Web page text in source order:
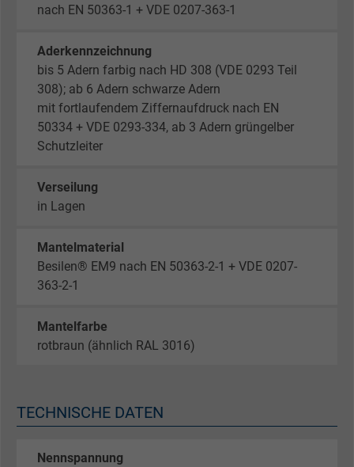
nach EN 50363-1 + VDE 0207-363-1
Aderkennzeichnung
bis 5 Adern farbig nach HD 308 (VDE 0293 Teil
308); ab 6 Adern schwarze Adern
mit fortlaufendem Ziffernaufdruck nach EN
50334 + VDE 0293-334, ab 3 Adern grüngelber
Schutzleiter
Verseilung
in Lagen
Mantelmaterial
Besilen® EM9 nach EN 50363-2-1 + VDE 0207-
363-2-1
Mantelfarbe
rotbraun (ähnlich RAL 3016)
TECHNISCHE DATEN
Nennspannung